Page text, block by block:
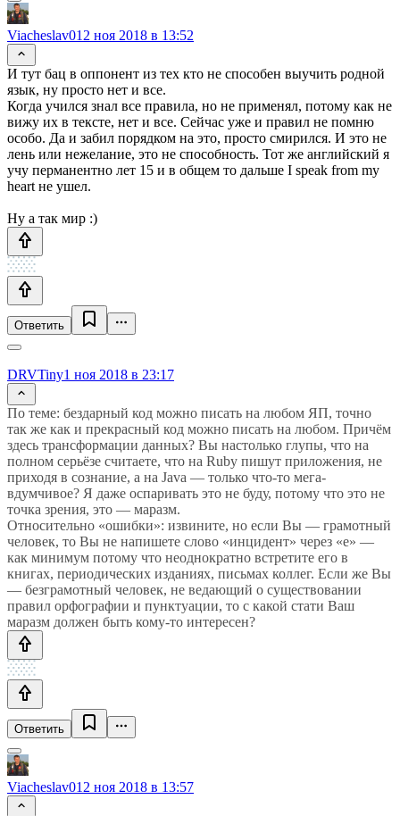
Viacheslav01 2 ноя 2018 в 13:52
И тут бац в оппонент из тех кто не способен выучить родной
язык, ну просто нет и все.
Когда учился знал все правила, но не применял, потому как не
вижу их в тексте, нет и все. Сейчас уже и правил не помню
особо. Да и забил порядком на это, просто смирился. И это не
лень или нежелание, это не способность. Тот же английский я
учу перманентно лет 15 и в общем то дальше I speak from my
heart не ушел.
Ну а так мир :)
Ответить
DRVTiny1 ноя 2018 в 23:17
По теме: бездарный код можно писать на любом ЯП, точно
так же как и прекрасный код можно писать на любом. Причём
здесь трансформации данных? Вы настолько глупы, что на
полном серьёзе считаете, что на Ruby пишут приложения, не
приходя в сознание, а на Java — только что-то мега-
вдумчивое? Я даже оспаривать это не буду, потому что это не
точка зрения, это — маразм.
Относительно «ошибки»: извините, но если Вы — грамотный
человек, то Вы не напишете слово «инцидент» через «е» —
как минимум потому что неоднократно встретите его в
книгах, периодических изданиях, письмах коллег. Если же Вы
— безграмотный человек, не ведающий о существовании
правил орфографии и пунктуации, то с какой стати Ваш
маразм должен быть кому-то интересен?
Ответить
Viacheslav01 2 ноя 2018 в 13:57